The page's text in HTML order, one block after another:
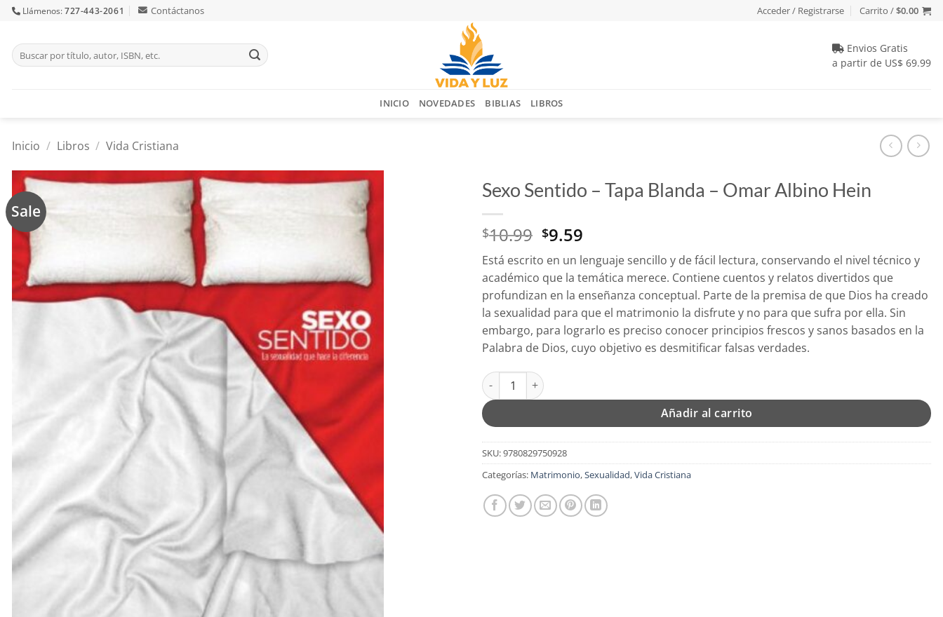
Skip
content
Llámenos:727-443-2061 Contáctanos Acceder / Registrarse Carrito /$0.00
Buscar
por:
Envios Gratis
a partir de US$ 69.99
INICIO NOVEDADES BIBLIAS LIBROS
Inicio / Libros / Vida Cristiana
Sale
Añadir
a la
lista
deseos
Sexo Sentido – Tapa Blanda – Omar Albino Hein
$10.99 El
precio
original
era:
$10.99.
$9.59
precio
actual
es:
$9.59.
Está escrito en un lenguaje sencillo y de fácil lectura, conservando el nivel técnico y
académico que la temática merece. Contiene cuentos y relatos divertidos que
profundizan en la enseñanza conceptual. Parte de la premisa de que Dios ha creado
la sexualidad para que el matrimonio la disfrute y no para que sufra por ella. Sin
embargo, para lograrlo es preciso conocer principios frescos y sanos basados en la
Palabra de Dios, cuyo objetivo es desmitificar falsas verdades.
Sexo Sentido - Tapa Blanda - Omar Albino Hein cantidad
Añadir al carrito
SKU:9780829750928
Categorías: Matrimonio,Sexualidad,Vida Cristiana